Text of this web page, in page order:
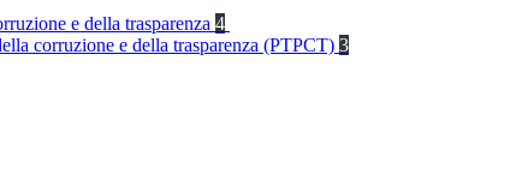
e della trasparenza 4
corruzione e della trasparenza (PTPCT) 3